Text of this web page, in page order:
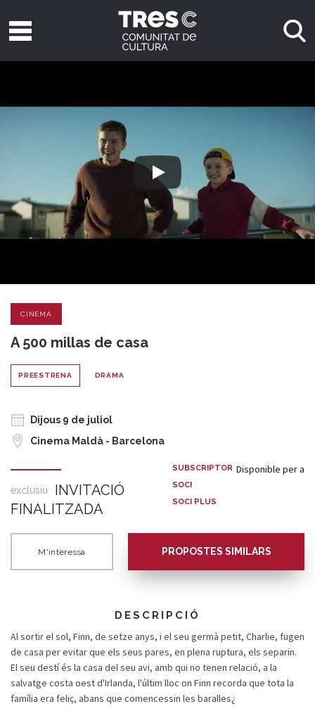
CINEMA
A 500 millas de casa
PREESTRENA DRAMA
Dijous 9 de juliol
Cinema Maldà - Barcelona
exclusiu
INVITACIÓ
FINALITZADA
Disponible per a
SUBSCRIPTOR
SOCI
SOCI PLUS
M'interessa PROPOSTES SIMILARS
DESCRIPCIÓ
Al sortir el sol, Finn, de setze anys, i el seu germà petit, Charlie, fugen
de casa per evitar que els seus pares, en plena ruptura, els separin.
El seu destí és la casa del seu avi, amb qui no tenen relació, a la
salvatge costa oest d'Irlanda, l'últim lloc on Finn recorda que tota la
família era feliç, abans que comencessin les baralles¿